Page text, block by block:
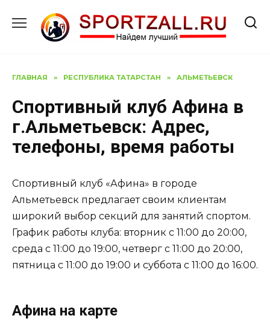
содержанию
ГЛАВНАЯ » РЕСПУБЛИКА ТАТАРСТАН » АЛЬМЕТЬЕВСК
Спортивный клуб Афина в
г.Альметьевск: Адрес,
телефоны, время работы
Спортивный клуб «Афина» в городе
Альметьевск предлагает своим клиентам
широкий выбор секций для занятий спортом.
График работы клуба: вторник с 11:00 до 20:00,
среда с 11:00 до 19:00, четверг с 11:00 до 20:00,
пятница с 11:00 до 19:00 и суббота с 11:00 до 16:00.
Афина на карте